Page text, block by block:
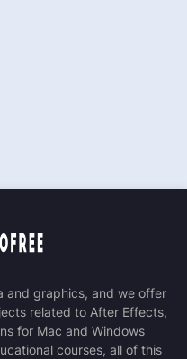
and graphics, and we offer
related to After Effects,
for Mac and Windows
courses, all of this